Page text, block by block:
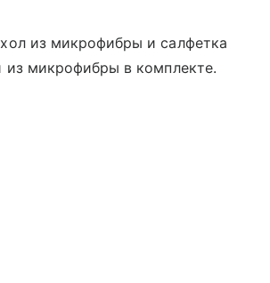
из микрофибры и салфетка
из микрофибры в комплекте.